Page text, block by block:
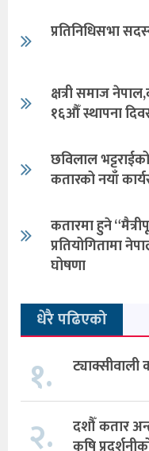
प्रतिनिधिसभा
क्षत्री समाज
१६औँ स्थापना
छविलाल
कतारको नयाँ
कतारमा हुने
प्रतियोगितामा
घोषणा
धेरै पढिएको
१. ट्याक्सीवाली
२.
दशौँ कतार